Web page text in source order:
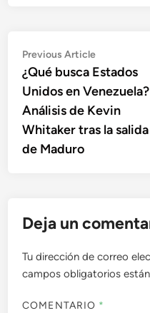
Navegación
de
entradas
Previous ArticlePrevious
article:
¿Qué busca Estados
Unidos en Venezuela?
Análisis de Kevin
Whitaker tras la salida
de Maduro
Deja un
Tu dirección de correo
campos obligatorios
COMENTARIO *